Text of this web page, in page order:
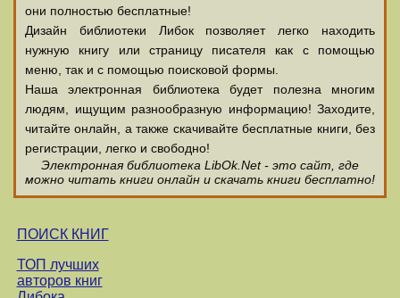
они полностью бесплатные!
Дизайн библиотеки Либок позволяет легко находить
нужную книгу или страницу писателя как с помощью
меню, так и с помощью поисковой формы.
Наша электронная библиотека будет полезна многим
людям, ищущим разнообразную информацию! Заходите,
читайте онлайн, а также скачивайте бесплатные книги, без
регистрации, легко и свободно!
Электронная библиотека LibOk.Net - это сайт, где
можно читать книги онлайн и скачать книги бесплатно!
ПОИСК КНИГ
ТОП лучших
авторов книг